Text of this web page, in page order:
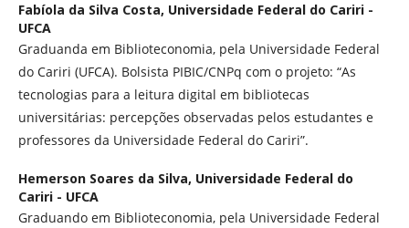
Fabíola da Silva Costa, Universidade Federal do Cariri -
UFCA
Graduanda em Biblioteconomia, pela Universidade Federal
do Cariri (UFCA). Bolsista PIBIC/CNPq com o projeto: “As
tecnologias para a leitura digital em bibliotecas
universitárias: percepções observadas pelos estudantes e
professores da Universidade Federal do Cariri”.
Hemerson Soares da Silva, Universidade Federal do
Cariri - UFCA
Graduando em Biblioteconomia, pela Universidade Federal